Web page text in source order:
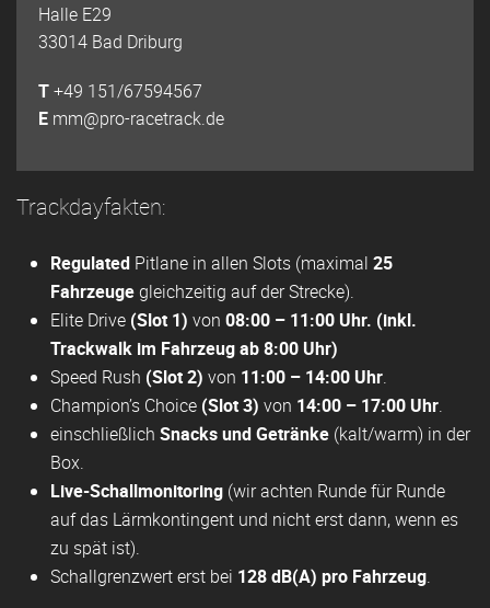
Halle E29
33014 Bad Driburg
T+49 151/67594567
E mm@pro-racetrack.de
Trackdayfakten:
Regulated Pitlane in allen Slots (maximal25
Fahrzeugegleichzeitig auf der Strecke).
Elite Drive (Slot 1) von08:00 – 11:00 Uhr. (inkl.
Trackwalk im Fahrzeug ab 8:00 Uhr)
Speed Rush (Slot 2) von 11:00 – 14:00 Uhr.
Champion’s Choice (Slot 3)von 14:00 – 17:00 Uhr.
einschließlichSnacks und Getränke (kalt/warm) in der
Box.
Live-Schallmonitoring (wir achten Runde für Runde
auf das Lärmkontingent und nicht erst dann, wenn es
zu spät ist).
Schallgrenzwert erst bei 128 dB(A) pro Fahrzeug.